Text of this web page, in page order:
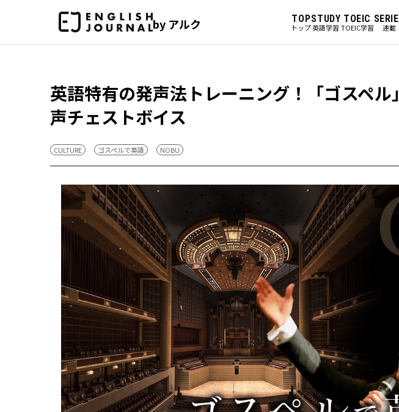
by アルク TOP
トップ
STUDY
英語学習
TOEIC
TOEIC学習 連載
英語特有の発声法トレーニング！「ゴスペル
声チェストボイス
CULTURE ゴスペルで英語 NOBU